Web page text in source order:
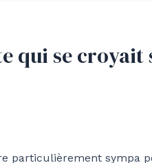
qui se croyait
particulièrement sympa